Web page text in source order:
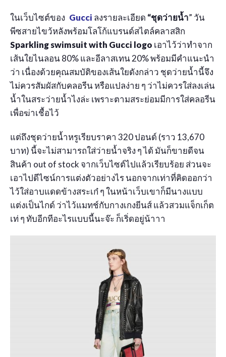
ในเว็บไซต์ของ Gucci ลงรายละเอียด “ชุดว่ายน้ำ” วัน
พีซสายไขว้หลังพร้อมโลโก้แบรนด์สไตล์คลาสสิก
Sparkling swimsuit with Gucci logo เอาไว้ว่าทำจาก
เส้นใยไนลอน 80% และอีลาสเทน 20% พร้อมมีคำแนะนำ
ว่า เนื่องด้วยคุณสมบัติของเส้นใยดังกล่าว ชุดว่ายน้ำนี้จึง
ไม่ควรสัมผัสกับคลอรีน หรือแปลง่าย ๆ ว่าไม่ควรใส่ลงเล่น
น้ำในสระว่ายน้ำไงล่ะ เพราะตามสระย่อมมีการใส่คลอรีน
เพื่อฆ่าเชื้อไว้
แต่ถึงชุดว่ายน้ำหรูเรียบราคา 320 ปอนด์ (ราว 13,670
บาท) นี้จะไม่สามารถใส่ว่ายน้ำจริง ๆ ได้ มันก็ขายดีจน
สินค้า out of stock จากเว็บไซต์ไปแล้วเรียบร้อย ส่วนจะ
เอาไปดีไซน์การแต่งตัวอย่างไร นอกจากเท่าที่คิดออกว่า
ไว้ใส่อาบแดดข้างสระเก๋ ๆ ในหน้าเว็บเขาก็มีนางแบบ
แต่งเป็นไกด์ ว่าไว้แมทช์กับกางเกงยีนส์ แล้วสวมแจ็กเก็ต
เท่ ๆ ทับอีกทีอะไรแบบนี้นะจ๊ะ ก็เริ่ดอยู่น้าาา